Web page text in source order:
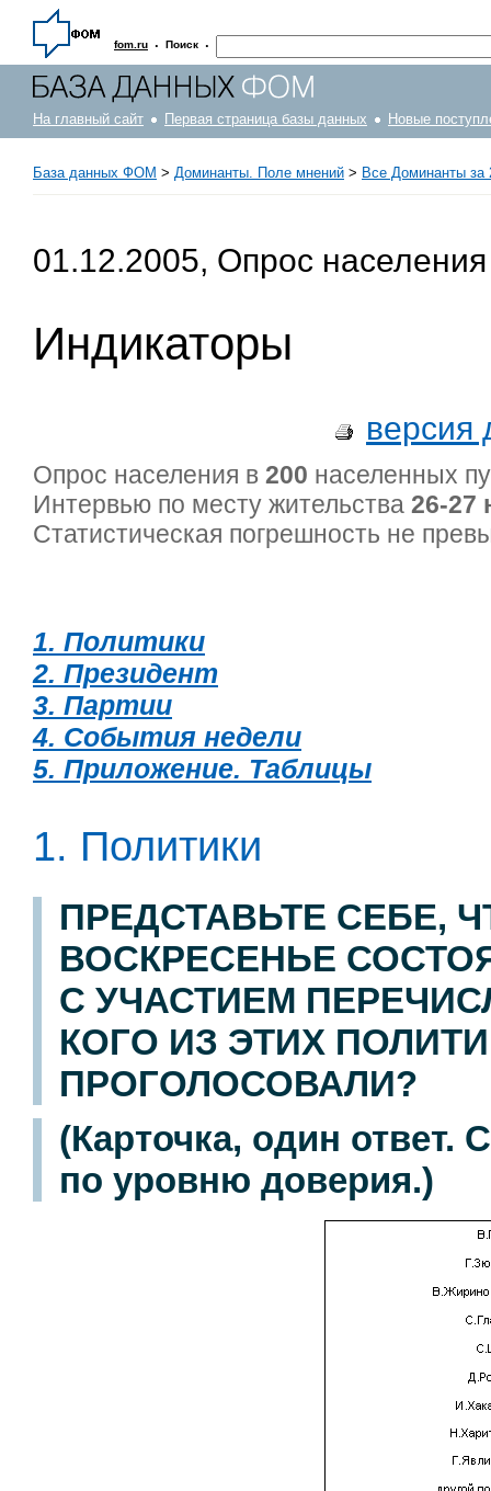
fom.ru · Поиск ·
На главный сайт Первая страница базы данных Новые
База данных ФОМ > Доминанты. Поле мнений > Все Доминанты за
01.12.2005, Опрос населения
Индикаторы
версия
Опрос населения в 200 населенных
Интервью по месту жительства 26-27
Статистическая погрешность не
1. Политики
2. Президент
3. Партии
4. События недели
5. Приложение. Таблицы
1. Политики
ПРЕДСТАВЬТЕ СЕБЕ,
ВОСКРЕСЕНЬЕ
С УЧАСТИЕМ
КОГО ИЗ ЭТИХ
ПРОГОЛОСОВАЛИ?
(Карточка, один ответ.
по уровню доверия.)